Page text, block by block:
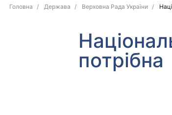
Головна Держава Верховна Рада України
потрібна